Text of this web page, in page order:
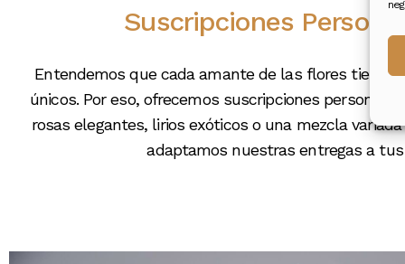
Suscripciones
Entendemos que cada amante de las flores tiene
únicos. Por eso, ofrecemos suscripciones
rosas elegantes, lirios exóticos o una mezcla
adaptamos nuestras entregas a tus